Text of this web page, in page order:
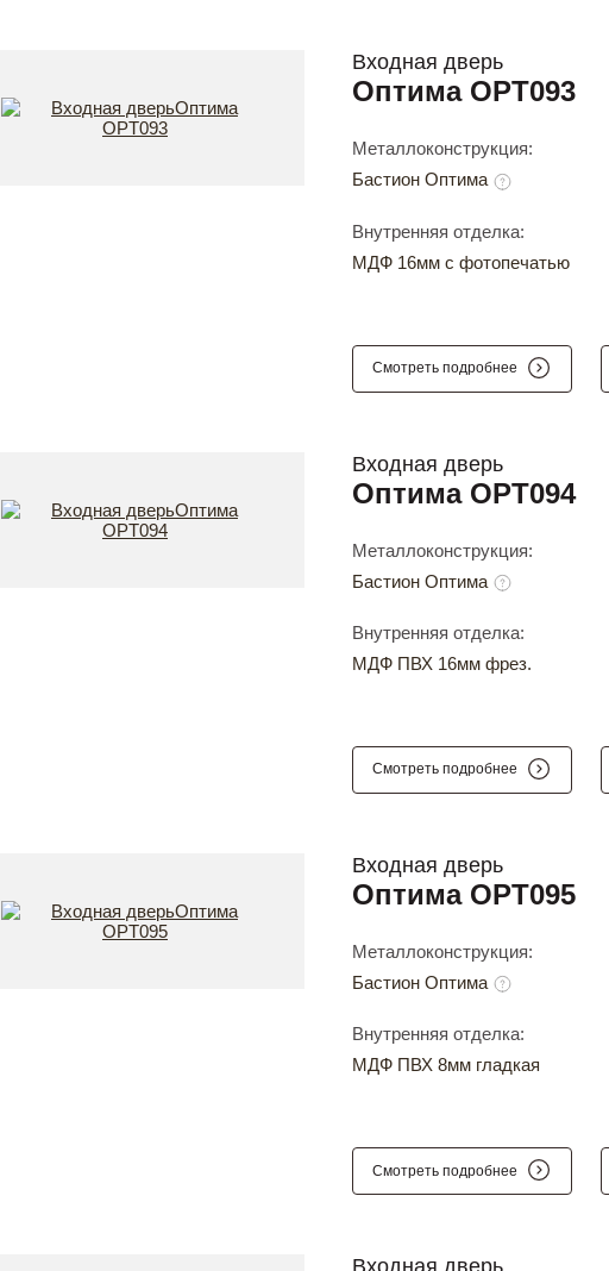
Входная дверь
Оптима OPT093
Металлоконструкция:
Бастион Оптима
Внутренняя отделка:
МДФ 16мм с фотопечатью
Смотреть подробнее
Входная дверь
Оптима OPT094
Металлоконструкция:
Бастион Оптима
Внутренняя отделка:
МДФ ПВХ 16мм фрез.
Смотреть подробнее
Входная дверь
Оптима OPT095
Металлоконструкция:
Бастион Оптима
Внутренняя отделка:
МДФ ПВХ 8мм гладкая
Смотреть подробнее
Входная дверь